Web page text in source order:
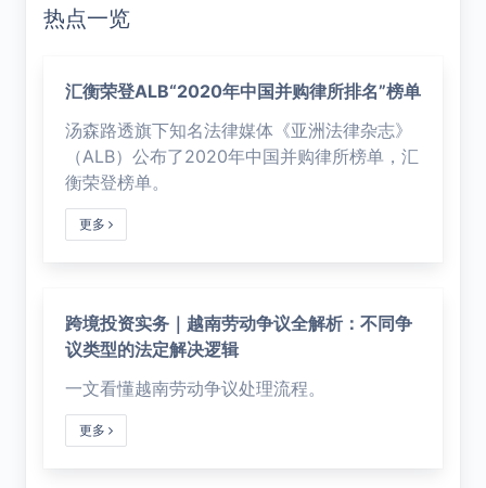
热点一览
汇衡荣登ALB“2020年中国并购律所排名”榜单
汤森路透旗下知名法律媒体《亚洲法律杂志》
（ALB）公布了2020年中国并购律所榜单，汇
衡荣登榜单。
更多
跨境投资实务｜越南劳动争议全解析：不同争
议类型的法定解决逻辑
一文看懂越南劳动争议处理流程。
更多